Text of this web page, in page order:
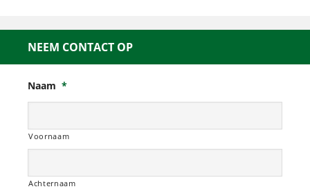
NEEM CONTACT OP
Naam *
Voornaam
Achternaam